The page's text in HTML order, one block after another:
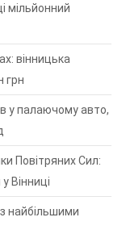
мільйонний
вінницька
грн
у палаючому авто,
Повітряних Сил:
Вінниці
найбільшими